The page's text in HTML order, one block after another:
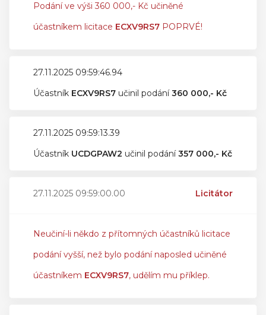
Podání ve výši 360 000,- Kč učiněné
účastníkem licitace ECXV9RS7 POPRVÉ!
27.11.2025 09:59:46.94
Účastník ECXV9RS7 učinil podání360 000,- Kč
27.11.2025 09:59:13.39
Účastník UCDGPAW2 učinil podání357 000,- Kč
27.11.2025 09:59:00.00 Licitátor
Neučiní-li někdo z přítomných účastníků licitace
podání vyšší, než bylo podání naposled učiněné
účastníkem ECXV9RS7, udělím mu příklep.